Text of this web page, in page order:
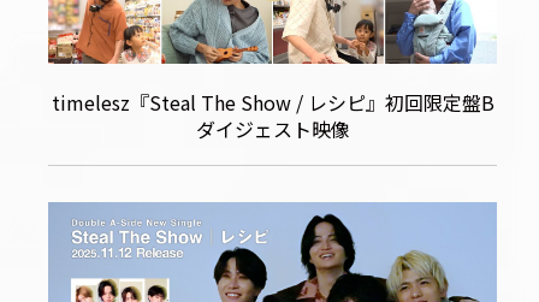
timelesz『Steal The Show / レシピ』初回限定盤B
ダイジェスト映像